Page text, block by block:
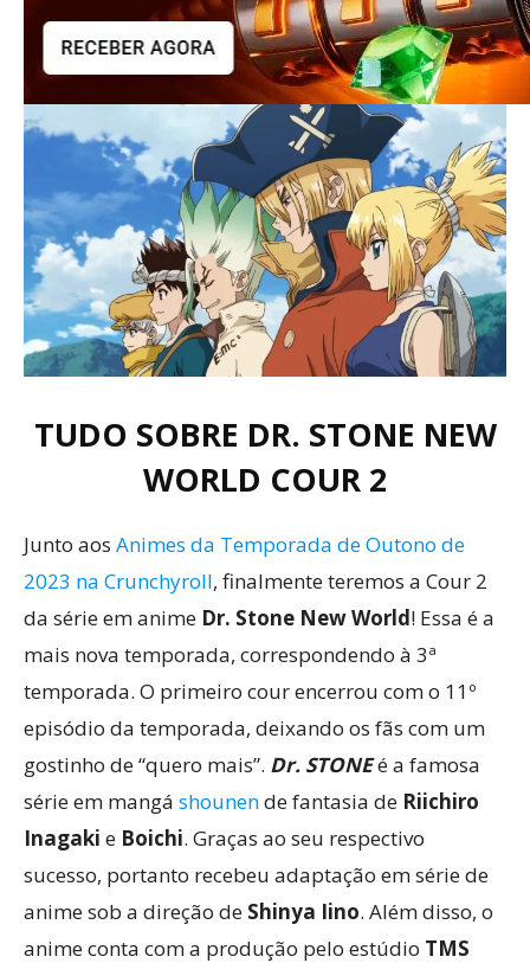
TUDO SOBRE DR. STONE NEW
WORLD COUR 2
Junto aos Animes da Temporada de Outono de
2023 na Crunchyroll, finalmente teremos a Cour 2
da série em anime Dr. Stone New World! Essa é a
mais nova temporada, correspondendo à 3ª
temporada. O primeiro cour encerrou com o 11º
episódio da temporada, deixando os fãs com um
gostinho de “quero mais”. Dr. STONEé a famosa
série em mangá shounende fantasia de Riichiro
Inagaki e Boichi. Graças ao seu respectivo
sucesso, portanto recebeu adaptação em série de
anime sob a direção de Shinya Iino. Além disso, o
anime conta com a produção pelo estúdio TMS